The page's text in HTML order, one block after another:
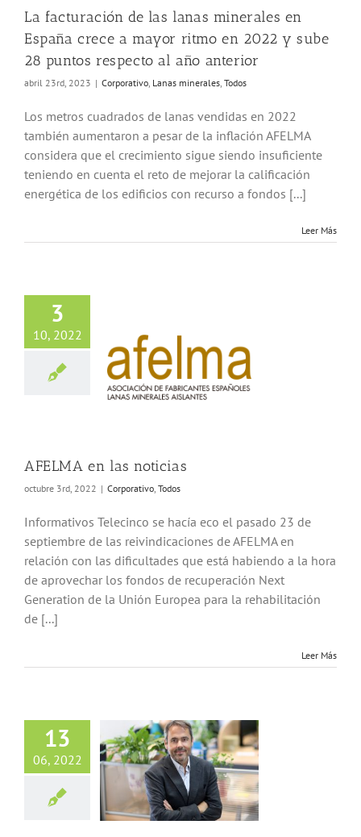
TodosLa facturación de las lanas minerales en
España crece a mayor ritmo en 2022 y sube
28 puntos respecto al año anterior
abril 23rd, 2023 | Corporativo, Lanas minerales, Todos
Los metros cuadrados de lanas vendidas en 2022
también aumentaron a pesar de la inflación AFELMA
considera que el crecimiento sigue siendo insuficiente
teniendo en cuenta el reto de mejorar la calificación
energética de los edificios con recurso a fondos [...]
Leer Más
3
10, 2022
en las noticias
AFELMA en las noticias
octubre 3rd, 2022 | Corporativo, Todos
Informativos Telecinco se hacía eco el pasado 23 de
septiembre de las reivindicaciones de AFELMA en
relación con las dificultades que está habiendo a la hora
de aprovechar los fondos de recuperación Next
Generation de la Unión Europea para la rehabilitación
de [...]
Leer Más
13
06, 2022
elige a Miguel
presidente